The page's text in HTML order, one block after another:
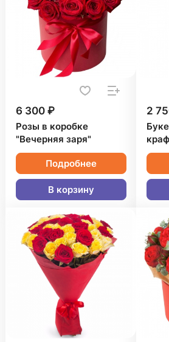
6 300 ₽
Розы в коробке
"Вечерняя заря"
Подробнее
В корзину
2